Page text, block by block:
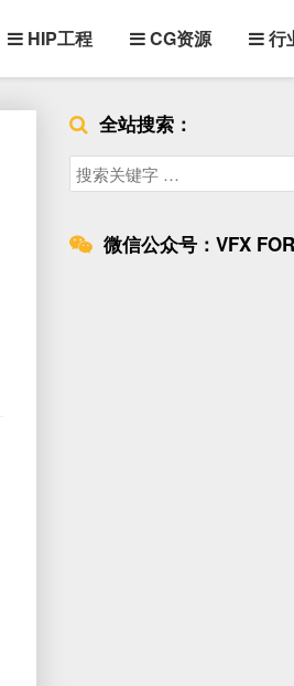
HIP工程 CG资源 行
全站搜索：
Search
for:
微信公众号：VFX